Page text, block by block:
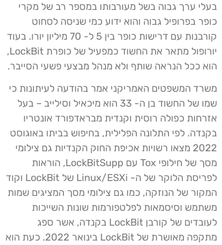
בעלי ערך גבוה בשל מעורבותו במספר רב של מקרי
כופר בפרופיל גבוה והוא ידוע כמי שניסה לסחוט
קורבנות עם דרישות כופר בין 5 ל- 70 מיליון יורו. בעוד
יורופול מתאר את החשוד כמפעיל של כופרת LockBit,
הוא ככל הנראה שותף ולא מנהל מבצעי פשעי הסייבר.
משרד המשפטים האמריקני אמר בהודעה לעיתונות כי
שמו של החשוד בן ה- 33 הוא מיכאיל וסילייב – בעל
אזרחות כפולה רוסית וקנדית מבראדפורד אונטריו
בקנדה. לפי התלונה הפלילית, בחיפוש בביתו באוגוסט
2022 מצאו רשויות אכיפת החוק הקנדיות גם צילומי
מסך של חילופי Tox עם LockBitSupp, הוראות
לפריסת הלוקר של ה- Linux/ESXi של LockBit וקוד
המקור של הנוזקה, כמו גם צילומי מסך המציגים שמות
משתמש וסיסמאות לפלטפורמות שונות השייכות
לעובדים של קורבן LockBit בקנדה, אשר ספג
מתקפה מאושרת של LockBit בינואר 2022. כעת הוא